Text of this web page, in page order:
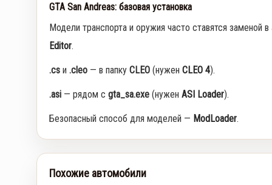
GTA San Andreas: базовая установка
Модели транспорта и оружия часто ставятся заменой
Editor.
.cs и .cleo — в папку CLEO (нужен CLEO 4).
.asi — рядом с gta_sa.exe (нужен ASI Loader).
Безопасный способ для моделей — ModLoader.
Похожие автомобили